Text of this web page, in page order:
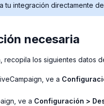
tu integración directamente
necesaria
los siguientes datos
ve a
ve a Configuración >